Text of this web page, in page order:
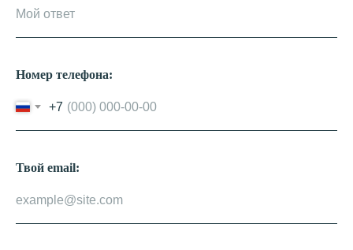
Номер телефона:
+7
Твой email: